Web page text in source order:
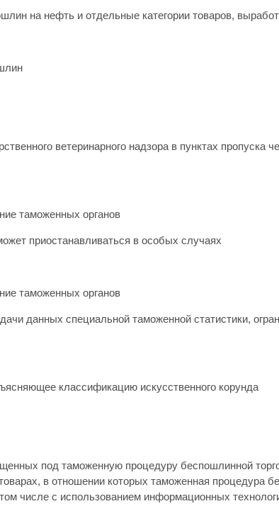
на нефть и отдельные категории товаров,
ветеринарного надзора в пунктах пропуска
таможенных органов
приостанавливаться в особых случаях
таможенных органов
данных специальной таможенной статистики,
классификацию искусственного корунда
под таможенную процедуру беспошлинной
в отношении которых таможенная процедура
числе с использованием информационных